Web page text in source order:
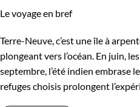
Le voyage en bref
Terre-Neuve, c’est une île à
plongeant vers l’océan. En juin,
septembre, l’été indien embrase
refuges choisis prolongent